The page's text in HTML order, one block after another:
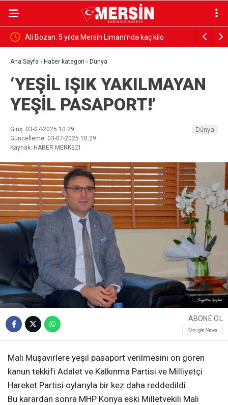
Ali Bozan: 5 yılda Mersin Limanı’nda kaç kilo
uyuşturucu ve silah ele geçirildi?
Ana Sayfa › Haber kategori › Dünya
‘YEŞİL IŞIK YAKILMAYAN
YEŞİL PASAPORT!’
Giriş: 03-07-2025 10:29
Güncelleme: 03-07-2025 10:29
Kaynak: HABER MERKEZI
Dünya
ABONE OL
Mali Müşavirlere yeşil pasaport verilmesini ön gören
kanun tekkifi Adalet ve Kalkınma Partisi ve Milliyetçi
Hareket Partisi oylarıyla bir kez daha reddedildi.
Bu karardan sonra MHP Konya eski Milletvekili Mali